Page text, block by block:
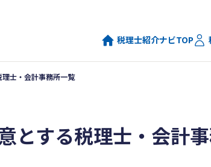
税理士紹介ナビTOP
士・会計事務所一覧
とする税理士・会計